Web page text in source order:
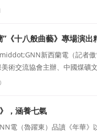
書院舉辦。
”《十八般曲藝》專場演
藝魅力
新西蘭電（記者傲
術交流協會主辦、中國煤礦
般曲藝》專場演出，在奧克蘭新
，涵養七氣
電（魯躍東）品讀《年華》